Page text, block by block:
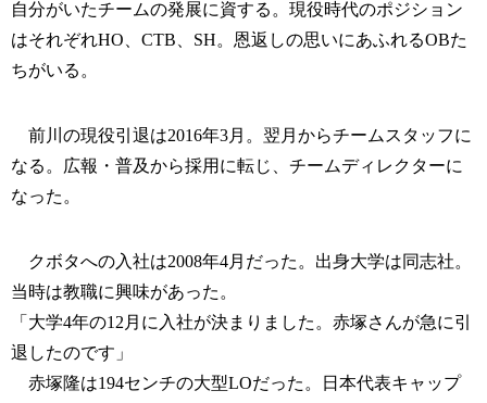
自分がいたチームの発展に資する。現役時代のポジション
はそれぞれHO、CTB、SH。恩返しの思いにあふれるOBた
ちがいる。
前川の現役引退は2016年3月。翌月からチームスタッフに
なる。広報・普及から採用に転じ、チームディレクターに
なった。
クボタへの入社は2008年4月だった。出身大学は同志社。
当時は教職に興味があった。
「大学4年の12月に入社が決まりました。赤塚さんが急に引
退したのです」
赤塚隆は194センチの大型LOだった。日本代表キャップ